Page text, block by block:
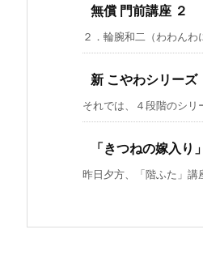
無償 門前講座 ２
２．輪腕和二（わわん
新 こやわシリー
それでは、４段階のシ
「きつねの嫁入り
昨日夕方、「階ふた」講